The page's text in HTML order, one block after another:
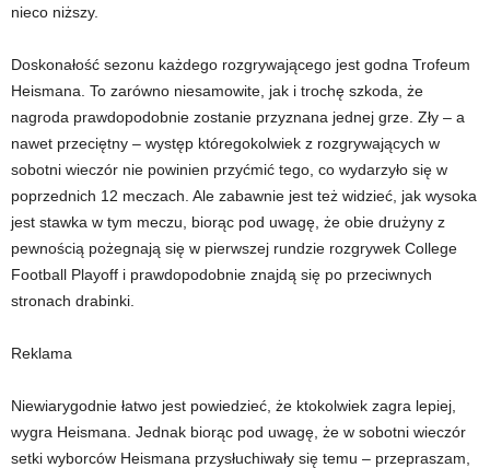
nieco niższy.
Doskonałość sezonu każdego rozgrywającego jest godna Trofeum
Heismana. To zarówno niesamowite, jak i trochę szkoda, że ​​
nagroda prawdopodobnie zostanie przyznana jednej grze. Zły – a
nawet przeciętny – występ któregokolwiek z rozgrywających w
sobotni wieczór nie powinien przyćmić tego, co wydarzyło się w
poprzednich 12 meczach. Ale zabawnie jest też widzieć, jak wysoka
jest stawka w tym meczu, biorąc pod uwagę, że obie drużyny z
pewnością pożegnają się w pierwszej rundzie rozgrywek College
Football Playoff i prawdopodobnie znajdą się po przeciwnych
stronach drabinki.
Reklama
Niewiarygodnie łatwo jest powiedzieć, że ktokolwiek zagra lepiej,
wygra Heismana. Jednak biorąc pod uwagę, że w sobotni wieczór
setki wyborców Heismana przysłuchiwały się temu – przepraszam,